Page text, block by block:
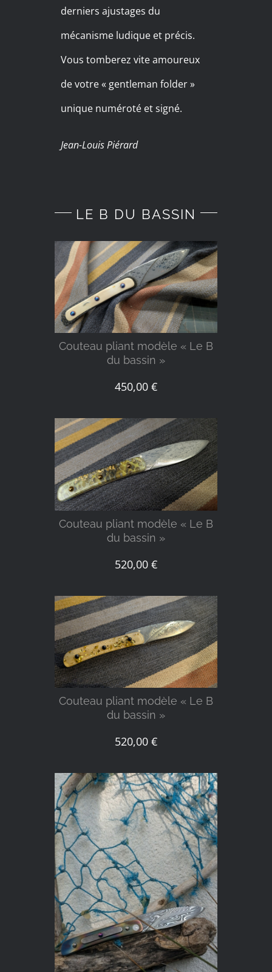
derniers ajustages du
mécanisme ludique et précis.
Vous tomberez vite amoureux
de votre « gentleman folder »
unique numéroté et signé.
Jean-Louis Piérard
LE B DU BASSIN
DÉTAILS
Couteau pliant modèle « Le B
du bassin »
450,00 €
DÉTAILS
Couteau pliant modèle « Le B
du bassin »
520,00 €
DÉTAILS
Couteau pliant modèle « Le B
du bassin »
520,00 €
DÉTAILS